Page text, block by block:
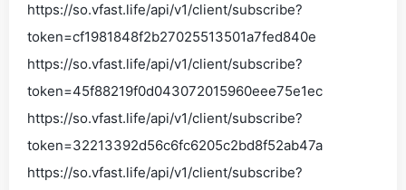
https://so.vfast.life/api/v1/client/subscribe?
token=cf1981848f2b27025513501a7fed840e
https://so.vfast.life/api/v1/client/subscribe?
token=45f88219f0d043072015960eee75e1ec
https://so.vfast.life/api/v1/client/subscribe?
token=32213392d56c6fc6205c2bd8f52ab47a
https://so.vfast.life/api/v1/client/subscribe?